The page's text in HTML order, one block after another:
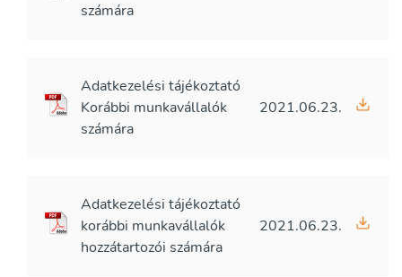
számára
Adatkezelési tájékoztató
Korábbi munkavállalók
számára
2021.06.23.
Adatkezelési tájékoztató
korábbi munkavállalók
hozzátartozói számára
2021.06.23.